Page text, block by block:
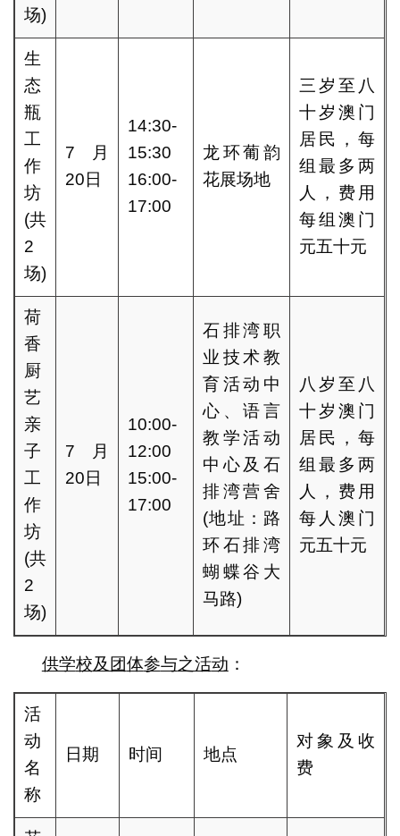
场)
生
态
瓶
工
作
坊
(共
2
场)
7月
20日
14:30-
15:30
16:00-
17:00
龙环葡韵
花展场地
三岁至八
十岁澳门
居民，每
组最多两
人，费用
每组澳门
元五十元
荷
香
厨
艺
亲
子
工
作
坊
(共
2
场)
7月
20日
10:00-
12:00
15:00-
17:00
石排湾职
业技术教
育活动中
心、语言
教学活动
中心及石
排湾营舍
(地址：路
环石排湾
蝴蝶谷大
马路)
八岁至八
十岁澳门
居民，每
组最多两
人，费用
每人澳门
元五十元
供学校及团体参与之活动 ：
活
动
名
称
日期 时间 地点
对象及收
费